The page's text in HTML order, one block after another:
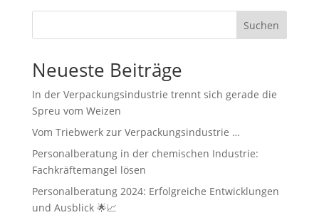
Suchen
Neueste Beiträge
In der Verpackungsindustrie trennt sich gerade die
Spreu vom Weizen
Vom Triebwerk zur Verpackungsindustrie …
Personalberatung in der chemischen Industrie:
Fachkräftemangel lösen
Personalberatung 2024: Erfolgreiche Entwicklungen
und Ausblick 🌟📈